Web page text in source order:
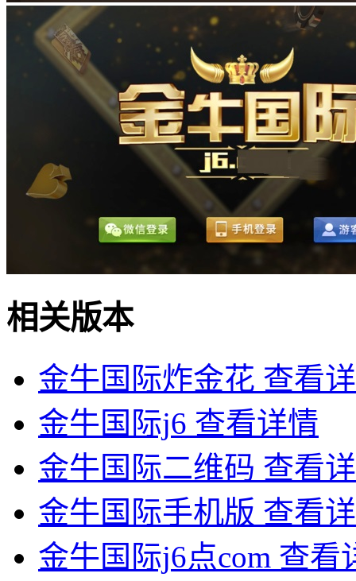
相关版本
金牛国际炸金花 查看
金牛国际j6 查看详情
金牛国际二维码 查看
金牛国际手机版 查看
金牛国际j6点com 查看